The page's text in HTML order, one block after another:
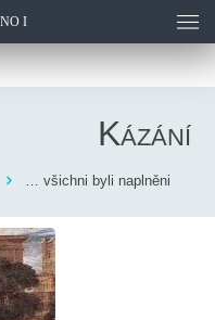
I
Kázání
… všichni byli naplněni